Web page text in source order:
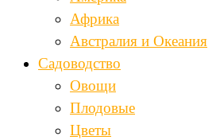
Африка
Австралия и Океания
Садоводство
Овощи
Плодовые
Цветы